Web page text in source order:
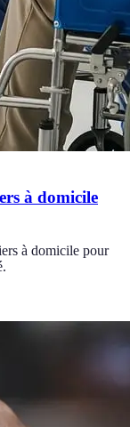
à domicile
à domicile pour